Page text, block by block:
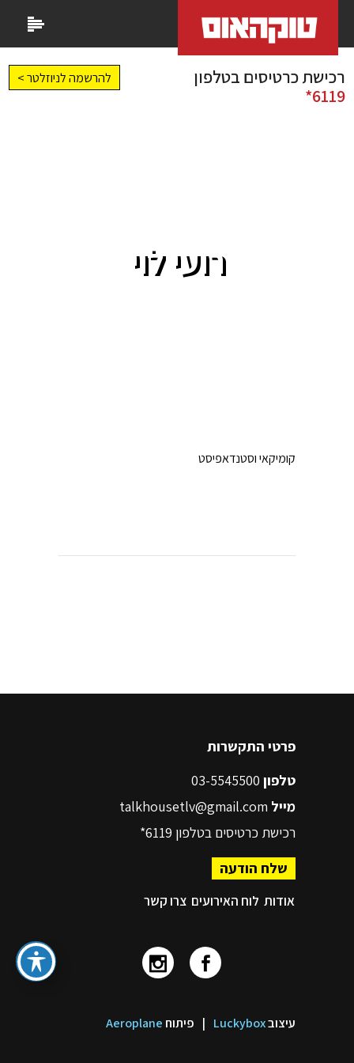
רכישת כרטיסים בטלפון
6119*
להרשמה לניוזלטר >
רועי לוי
קומיקאי וסטנדאפיסט
פרטי התקשרות
טלפון
מייל talkhousetlv@gmail.com
רכישת כרטיסים בטלפון 6119*
שלח הודעה
אודות לוח האירועים צרו קשר
עיצובLuckybox
| פיתוח Aeroplane